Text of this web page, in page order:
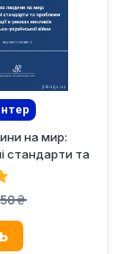
Эксклюзив
на мир:
стандарти та
в...